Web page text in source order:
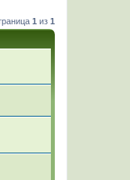
1 из 1